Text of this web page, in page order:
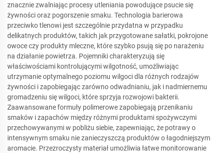
znacznie zwalniając procesy utleniania powodujące psucie się
żywności oraz pogorszenie smaku. Technologia barierowa
przeciwko tlenowi jest szczególnie przydatna w przypadku
delikatnych produktów, takich jak przygotowane sałatki, pokrojone
owoce czy produkty mleczne, które szybko psują się po narażeniu
na działanie powietrza. Pojemniki charakteryzują się
właściwościami kontrolującymi wilgotność, umożliwiając
utrzymanie optymalnego poziomu wilgoci dla różnych rodzajów
żywności i zapobiegając zarówno odwadnianiu, jak i nadmiernemu
gromadzeniu się wilgoci, które sprzyja rozwojowi bakterii.
Zaawansowane formuły polimerowe zapobiegają przenikaniu
smaków i zapachów między różnymi produktami spożywczymi
przechowywanymi w pobliżu siebie, zapewniając, że potrawy o
intensywnym smaku nie zanieczyszczą produktów o łagodniejszym
aromacie. Przezroczysty materiał umożliwia łatwe monitorowanie